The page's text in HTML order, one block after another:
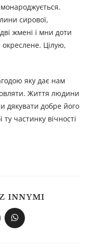
сирової,
жмені і мни доти
Цілую,
яку дає нам
Життя людини
дякувати добре його
частинку вічності
INNYMI